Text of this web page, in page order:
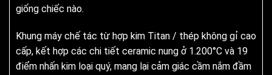
giống chiếc nào.
Khung máy chế tác từ hợp kim Titan / thép không gỉ cao
cấp, kết hợp các chi tiết ceramic nung ở 1.200°C và 19
điểm nhấn kim loại quý, mang lại cảm giác cầm nắm đầm